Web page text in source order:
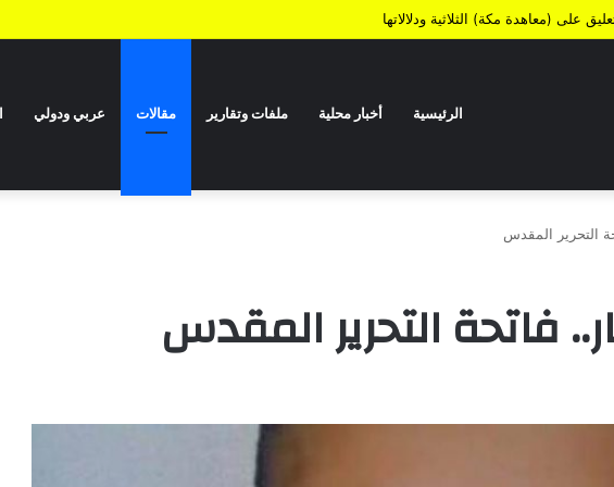
على (معاهدة مكة) الثلاثية ودلالاتها
الرئيسية أخبار محلية ملفات وتقارير مقالات عربي ودولي
التحرير المقدس
فاتحة التحرير المقدس